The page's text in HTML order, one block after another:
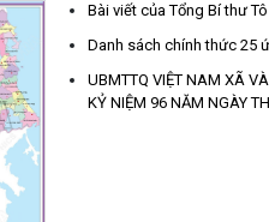
Bài viết của Tổng Bí thư
Danh sách chính thức 25
UBMTTQ VIỆT NAM XÃ
KỶ NIỆM 96 NĂM NGÀY